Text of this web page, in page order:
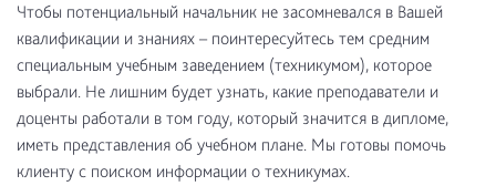
Чтобы потенциальный начальник не засомневался в Вашей
квалификации и знаниях – поинтересуйтесь тем средним
специальным учебным заведением (техникумом), которое
выбрали. Не лишним будет узнать, какие преподаватели и
доценты работали в том году, который значится в дипломе,
иметь представления об учебном плане. Мы готовы помочь
клиенту с поиском информации о техникумах.